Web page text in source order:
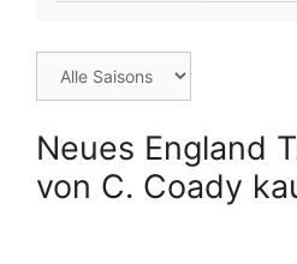
Neues England
von C. Coady